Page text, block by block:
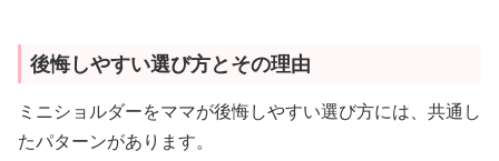
後悔しやすい選び方とその理由
ミニショルダーをママが後悔しやすい選び方には、共通し
たパターンがあります。